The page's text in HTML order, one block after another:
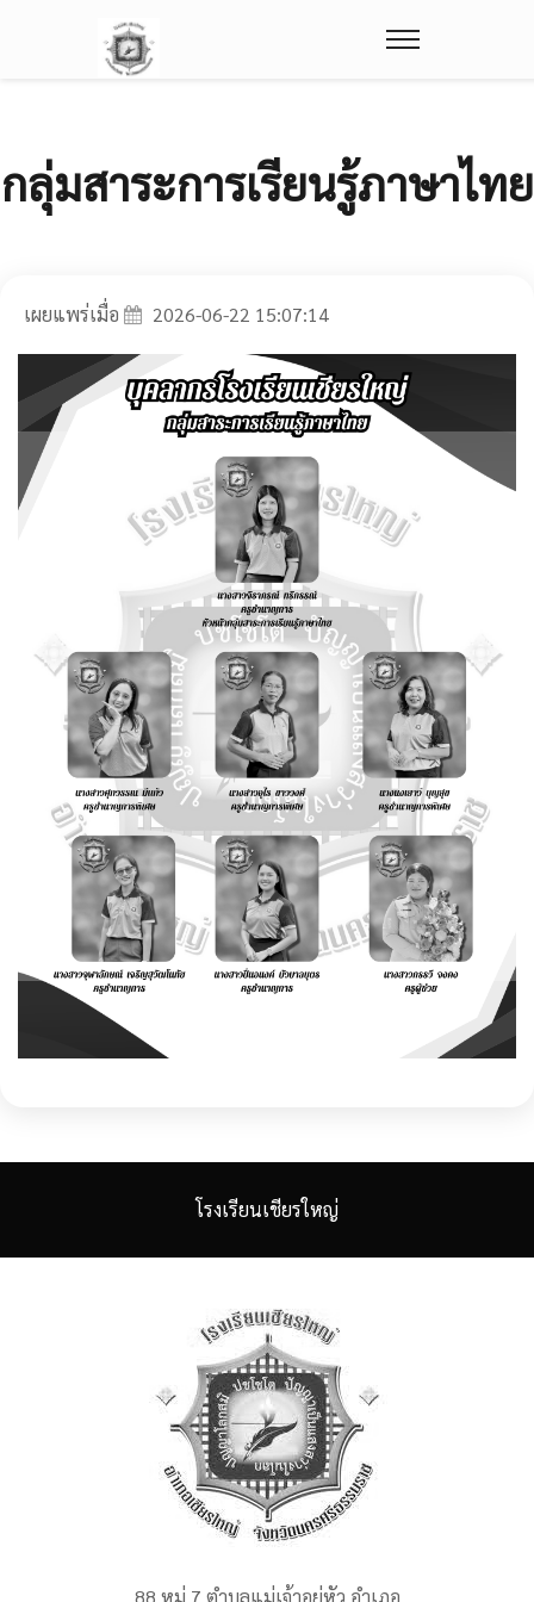
กลุ่มสาระการเรียนรู้ภาษาไทย
เผยแพร่เมื่อ 2026-06-22 15:07:14
โรงเรียนเชียรใหญ่
88 หมู่ 7 ตำบลแม่เจ้าอยู่หัว อำเภอ